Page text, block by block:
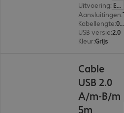
Uitvoering: Europa
Aansluitingen:
Kabellengte: 0,2 m
USB versie:2.0
Kleur:Grijs
Cable
USB 2.0
A/m-B/m
5m